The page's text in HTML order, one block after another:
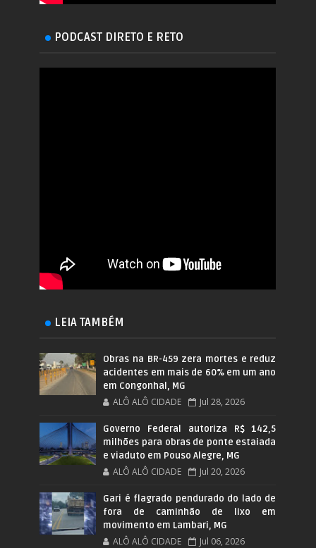
PODCAST DIRETO E RETO
LEIA TAMBÉM
Obras na BR-459 zera mortes e reduz
acidentes em mais de 60% em um ano
em Congonhal, MG
ALÔ ALÔ CIDADE Jul 28, 2026
Governo Federal autoriza R$ 142,5
milhões para obras de ponte estaiada
e viaduto em Pouso Alegre, MG
ALÔ ALÔ CIDADE Jul 20, 2026
Gari é flagrado pendurado do lado de
fora de caminhão de lixo em
movimento em Lambari, MG
ALÔ ALÔ CIDADE Jul 06, 2026